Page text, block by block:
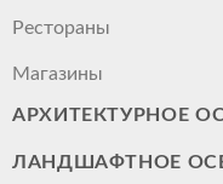
Рестораны
Магазины
АРХИТЕКТУРНОЕ
ЛАНДШАФТНОЕ